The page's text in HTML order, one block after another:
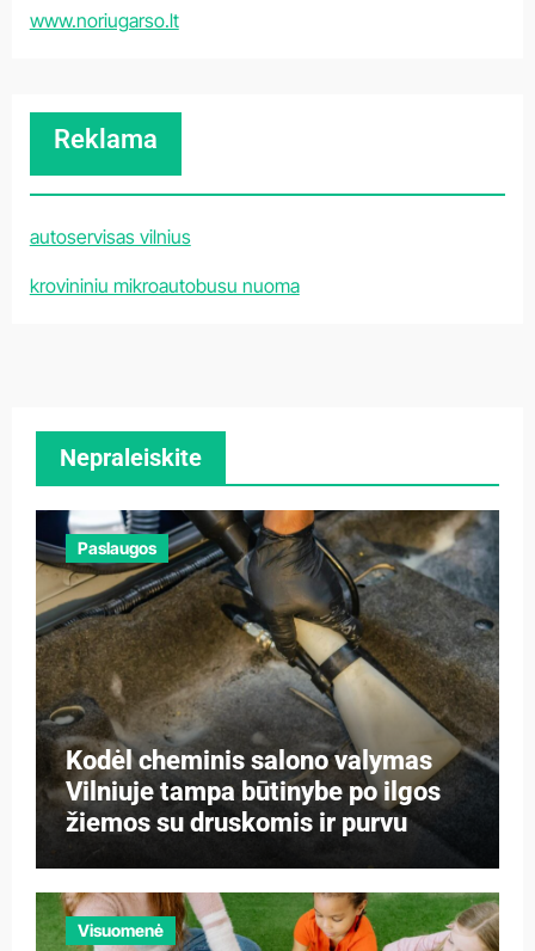
www.noriugarso.lt
Reklama
autoservisas vilnius
krovininiu mikroautobusu nuoma
Nepraleiskite
Paslaugos
Kodėl cheminis salono valymas
Vilniuje tampa būtinybe po ilgos
žiemos su druskomis ir purvu
Visuomenė